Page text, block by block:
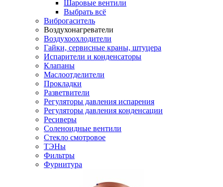
Шаровые вентили
Выбрать всё
Виброгаситель
Воздухонагреватели
Воздухоохлодители
Гайки, сервисные краны, штуцера
Испарители и конденсаторы
Клапаны
Маслоотделители
Прокладки
Разветвители
Регуляторы давления испарения
Регуляторы давления конденсации
Ресиверы
Соленоидные вентили
Стекло смотровое
ТЭНы
Фильтры
Фурнитура